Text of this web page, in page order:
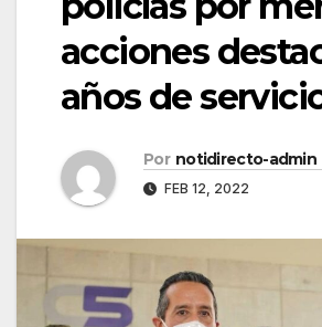
acciones
años de
Por notidirecto-admin
FEB 12, 2022